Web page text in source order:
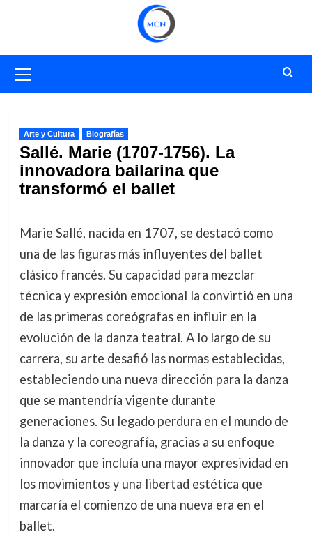
primario
Arte y Cultura Biografías
Sallé. Marie (1707-1756). La
innovadora bailarina que
transformó el ballet
Marie Sallé, nacida en 1707, se destacó como
una de las figuras más influyentes del ballet
clásico francés. Su capacidad para mezclar
técnica y expresión emocional la convirtió en una
de las primeras coreógrafas en influir en la
evolución de la danza teatral. A lo largo de su
carrera, su arte desafió las normas establecidas,
estableciendo una nueva dirección para la danza
que se mantendría vigente durante
generaciones. Su legado perdura en el mundo de
la danza y la coreografía, gracias a su enfoque
innovador que incluía una mayor expresividad en
los movimientos y una libertad estética que
marcaría el comienzo de una nueva era en el
ballet.